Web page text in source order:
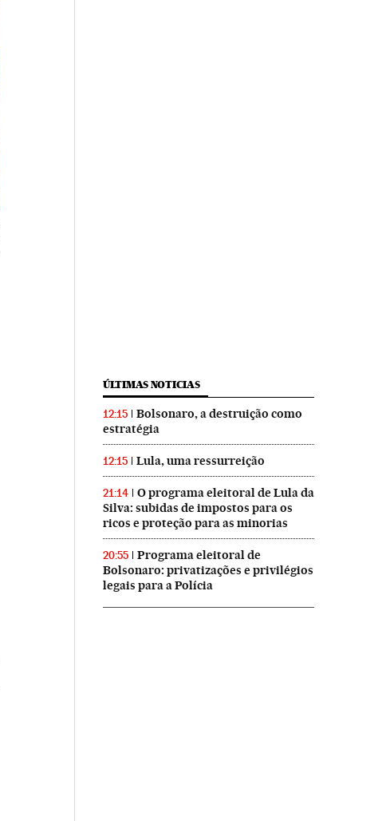
ÚLTIMAS NOTICIAS
12:15
Bolsonaro, a destruição como
estratégia
12:15 Lula, uma ressurreição
21:14
O programa eleitoral de Lula da
Silva: subidas de impostos para os
ricos e proteção para as minorias
20:55
Programa eleitoral de
Bolsonaro: privatizações e privilégios
legais para a Polícia